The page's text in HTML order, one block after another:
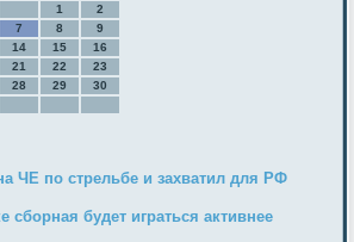
1
2
7 8
9
14 15
16
21 22
23
28 29
30
ЧЕ по стрельбе и захватил для РФ
сборная будет играться активнее